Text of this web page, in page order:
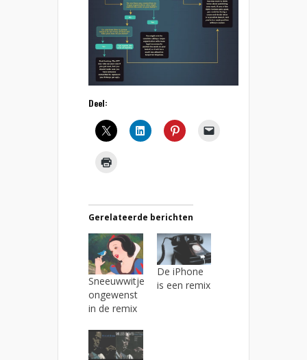
Deel:
Gerelateerde berichten
Sneeuwwitje
ongewenst
in de remix
De iPhone
is een remix